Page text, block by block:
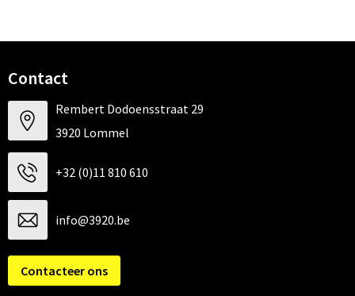
Contact
Rembert Dodoensstraat 29
3920 Lommel
+32 (0)11 810 610
info@3920.be
Contacteer ons